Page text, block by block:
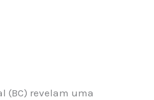
(BC) revelam uma